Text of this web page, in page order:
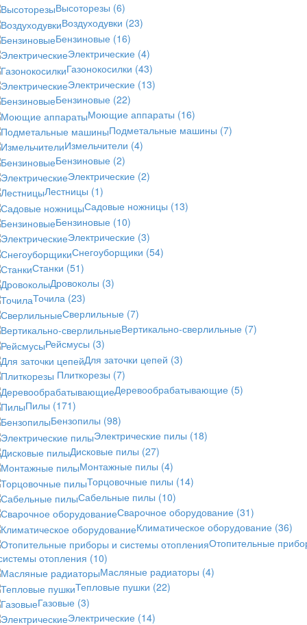
Высоторезы (6)
Воздуходувки (23)
Бензиновые (16)
Электрические (4)
Газонокосилки (43)
Электрические (13)
Бензиновые (22)
Моющие аппараты (16)
Подметальные машины (7)
Измельчители (4)
Бензиновые (2)
Электрические (2)
Лестницы (1)
Садовые ножницы (13)
Бензиновые (10)
Электрические (3)
Снегоуборщики (54)
Станки (51)
Дровоколы (3)
Точила (23)
Сверлильные (7)
Вертикально-сверлильные (7)
Рейсмусы (3)
Для заточки цепей (3)
Плиткорезы (7)
Деревообрабатывающие (5)
Пилы (171)
Бензопилы (98)
Электрические пилы (18)
Дисковые пилы (27)
Монтажные пилы (4)
Торцовочные пилы (14)
Сабельные пилы (10)
Сварочное оборудование (31)
Климатическое оборудование (36)
Отопительные
отопления (10)
Масляные радиаторы (4)
Тепловые пушки (22)
Газовые (3)
Электрические (14)